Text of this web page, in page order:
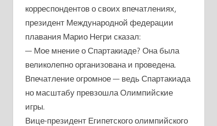
корреспондентов о своих впечатлениях,
президент Международной федерации
плавания Марио Негри сказал:
— Мое мнение о Спартакиаде? Она была
великолепно организована и проведена.
Впечатление огромное — ведь Спартакиада
но масштабу превзошла Олимпийские
игры.
Вице-президент Египетского олимпийского